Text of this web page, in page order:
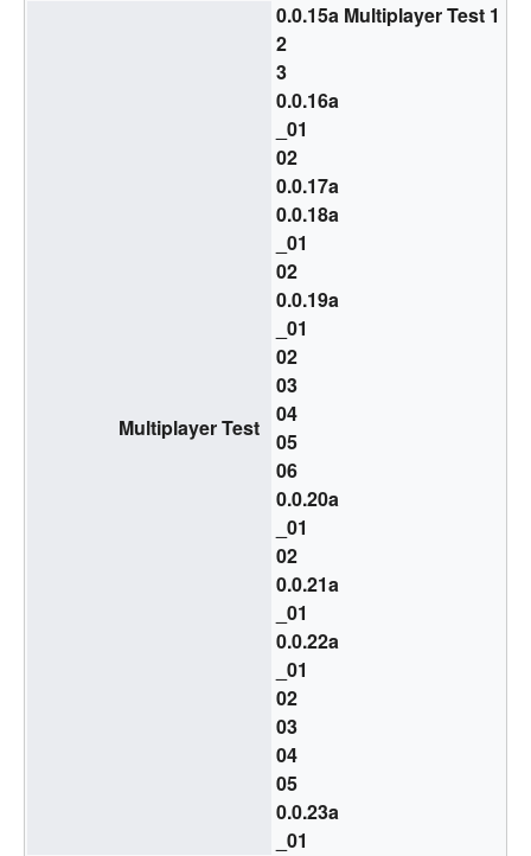
Multiplayer Test
0.0.15a Multiplayer Test 1
2
3
0.0.16a
_01
02
0.0.17a
0.0.18a
_01
02
0.0.19a
_01
02
03
04
05
06
0.0.20a
_01
02
0.0.21a
_01
0.0.22a
_01
02
03
04
05
0.0.23a
_01